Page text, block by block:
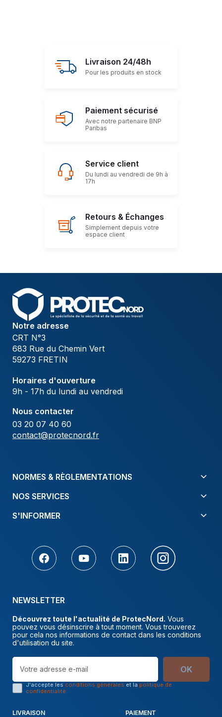
Livraison 24/48h
Pour les produits en stock
Paiement sécurisé
Avec notre partenaire BNP
Paribas
Service client
Du lundi au vendredi de 9h à
17h
Retours & Échanges
Simplement depuis votre
espace client
Notre adresse
CRT N°3
683 Rue du Chemin Vert
59273 FRETIN
Horaires d'ouverture
9h - 17h du lundi au vendredi
Nous contacter
03 20 07 40 60
contact@protecnord.fr
NORMES & RÈGLEMENTATIONS
NOS SERVICES
S'INFORMER
NEWSLETTER
Découvrez toute l'actualité de ProtecNord. Vous
pouvez vous désinscrire à tout moment. Vous trouverez
pour cela nos informations de contact dans les conditions
d'utilisation du site.
OK
J'accepte les conditions générales et la politique de
confidentialité
LIVRAISON PAIEMENT